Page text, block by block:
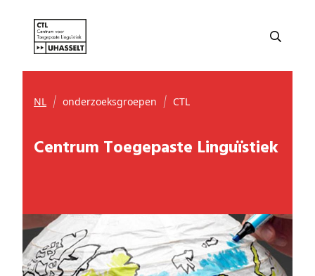
NL onderzoeksgroepen CTL
Centrum Toegepaste Linguïstiek